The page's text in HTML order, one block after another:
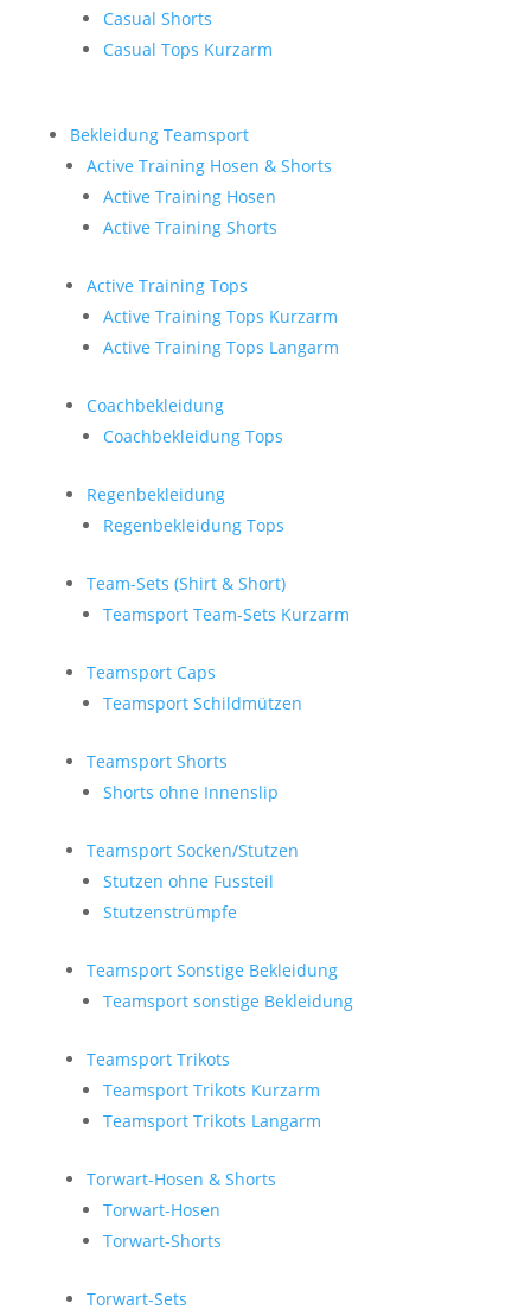
Casual Shorts
Casual Tops Kurzarm
Bekleidung Teamsport
Active Training Hosen & Shorts
Active Training Hosen
Active Training Shorts
Active Training Tops
Active Training Tops Kurzarm
Active Training Tops Langarm
Coachbekleidung
Coachbekleidung Tops
Regenbekleidung
Regenbekleidung Tops
Team-Sets (Shirt & Short)
Teamsport Team-Sets Kurzarm
Teamsport Caps
Teamsport Schildmützen
Teamsport Shorts
Shorts ohne Innenslip
Teamsport Socken/Stutzen
Stutzen ohne Fussteil
Stutzenstrümpfe
Teamsport Sonstige Bekleidung
Teamsport sonstige Bekleidung
Teamsport Trikots
Teamsport Trikots Kurzarm
Teamsport Trikots Langarm
Torwart-Hosen & Shorts
Torwart-Hosen
Torwart-Shorts
Torwart-Sets